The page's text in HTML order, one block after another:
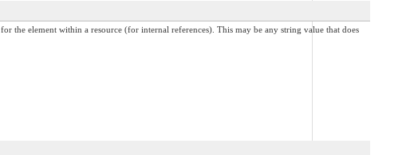
element within a resource (for internal references). This may be any string value that does